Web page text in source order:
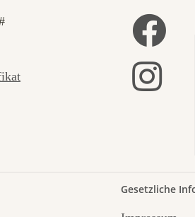
Gesetzliche